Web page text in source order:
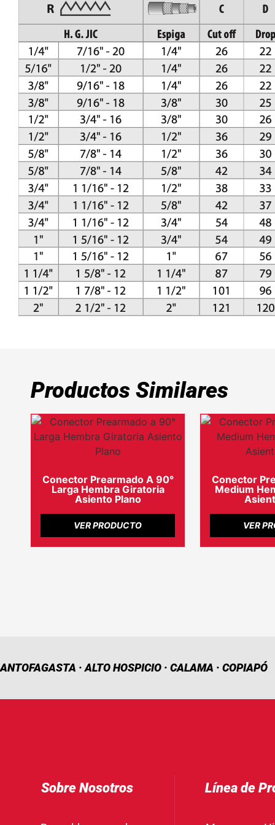
Productos Similares
Conector Prearmado A 90°
Larga Hembra Giratoria
Asiento Plano
VER PRODUCTO
Conector
Medium
VER
ANTOFAGASTA · ALTO HOSPICIO · CALAMA · COPIAPÓ
Sobre Nosotros Línea de